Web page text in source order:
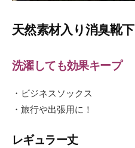
天然素材入り消臭靴下
洗濯しても効果キープ
・ビジネスソックス
・旅行や出張用に！
レギュラー丈